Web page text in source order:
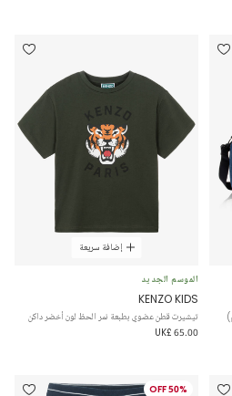
إضافة سريعة
الموسم الجديد
KENZO KIDS
تيشيرت قطن عضوي بطبعة نمر الحظ لون أخضر داكن
UK£ 65.00
50% OFF